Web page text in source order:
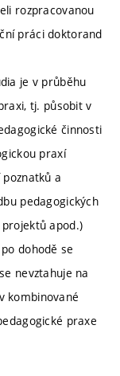
rozpracovanou
práci doktorand
je v průběhu
tj. působit v
činnosti
praxí
a
pedagogických
apod.)
dohodě se
nevztahuje na
kombinované
praxe